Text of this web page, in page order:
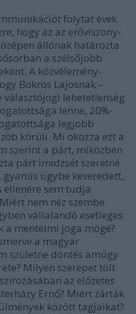
folytat évek
hogy az az erőviszony-
állónak határozta
a szélsőjobb
A közvélemény-
Bokros Lajosnak –
választójogi lehetetlenség
lenne, 20%-
legjobb
körüli. Mi okozza ezt a
szerint a párt, miközben
párt imidzsét szeretné
ügybe keveredett,
ellenére sem tudja
nem néz szembe
vállalandó esetleges
a mentelmi joga mögé?
a magyar
születne döntés amúgy
Milyen szerepet tölt
az előzetes
Ernő? Miért zárták
között tagjaikat?